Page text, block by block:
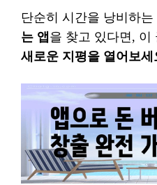
단순히 시간을 낭비하는
는 앱 을 찾고 있다면, 이
새로운 지평을 열어보세